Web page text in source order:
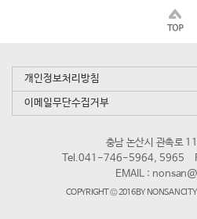
개인정보처리방침
이메일무단수집거부
충남 논산시 관촉로
Tel.041-746-5964, 5965
EMAIL :
COPYRIGHT © 2016 BY NONSAN